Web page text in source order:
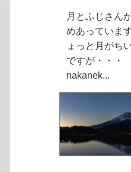
月とふじさん
めあっていま
ょっと月がち
ですが・・・
nakanek...